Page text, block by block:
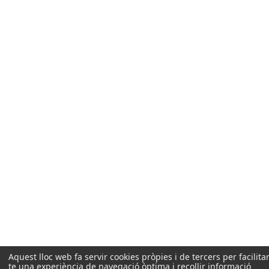
Aquest lloc web fa servir cookies pròpies i de tercers per
te una experiència de navegació òptima i recollir informació